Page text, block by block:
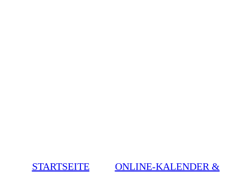
STARTSEITE ONLINE-KALENDER &